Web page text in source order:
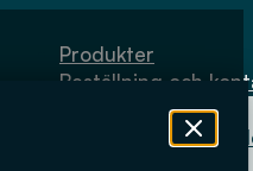
Produkter
Beställning och